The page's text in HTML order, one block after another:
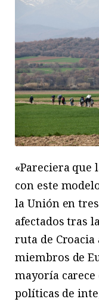
«Pareciera que
con este
la Unión en
afectados tras
ruta de Croacia
miembros de
mayoría
políticas de